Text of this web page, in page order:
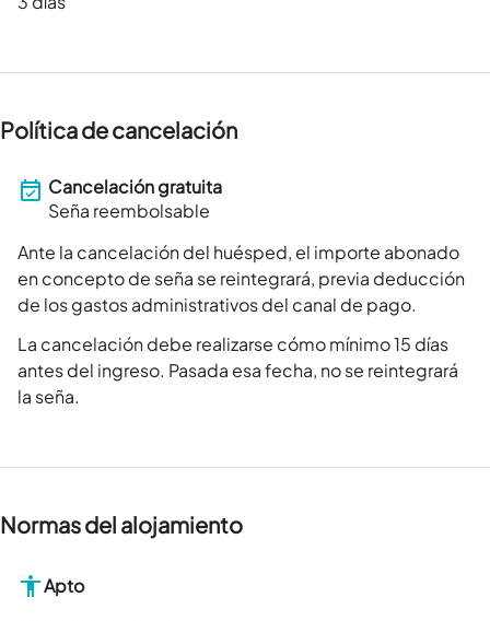
Política de cancelación
Cancelación gratuita
Seña reembolsable
Ante la cancelación del huésped, el importe abonado
en concepto de seña se reintegrará, previa deducción
de los gastos administrativos del canal de pago.
La cancelación debe realizarse cómo mínimo 15 días
antes del ingreso. Pasada esa fecha, no se reintegrará
la seña.
Normas del alojamiento
Apto